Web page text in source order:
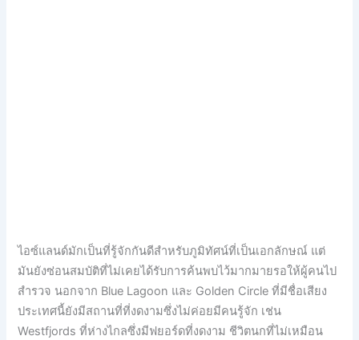
ไอซ์แลนด์มักเป็นที่รู้จักกันดีสำหรับภูมิทัศน์ที่เป็นเอกลักษณ์ แต่
มันยังซ่อนสมบัติที่ไม่เคยได้รับการค้นพบไว้มากมายรอให้ผู้คนไป
สำรวจ นอกจาก Blue Lagoon และ Golden Circle ที่มีชื่อเสียง
ประเทศนี้ยังมีสถานที่ที่งดงามซึ่งไม่ค่อยมีคนรู้จัก เช่น
Westfjords ที่ห่างไกลซึ่งมีฟยอร์ดที่งดงาม ชีวิตนกที่ไม่เหมือน